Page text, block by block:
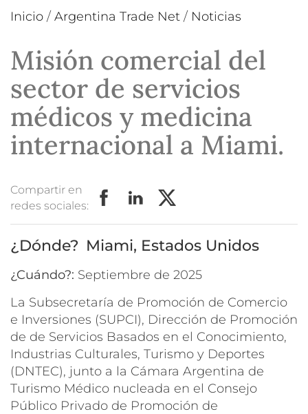
Inicio / Argentina Trade Net / Noticias
Misión comercial del
sector de servicios
médicos y medicina
internacional a Miami.
Compartir en
redes sociales:
Miami, Estados Unidos
¿Cuándo?:
septiembre de 2025
La Subsecretaría de Promoción de Comercio
e Inversiones (SUPCI), Dirección de Promoción
de de Servicios Basados en el Conocimiento,
Industrias Culturales, Turismo y Deportes
(DNTEC), junto a la Cámara Argentina de
Turismo Médico nucleada en el Consejo
Público Privado de Promoción de